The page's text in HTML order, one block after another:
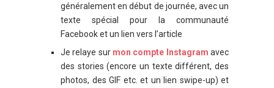
généralement en début de journée, avec un
texte spécial pour la communauté
Facebook et un lien vers l’article
Je relaye sur mon compte Instagram avec
des stories (encore un texte différent, des
photos, des GIF etc. et un lien swipe-up) et